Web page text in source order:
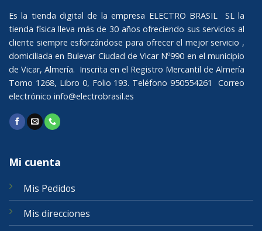
Es la tienda digital de la empresa ELECTRO BRASIL SL la
tienda física lleva más de 30 años ofreciendo sus servicios al
cliente siempre esforzándose para ofrecer el mejor servicio ,
domiciliada en Bulevar Ciudad de Vicar Nº990 en el municipio
de Vicar, Almería. Inscrita en el Registro Mercantil de Almería
Tomo 1268, Libro 0, Folio 193. Teléfono 950554261 Correo
electrónico info@electrobrasil.es
Mi cuenta
Mis Pedidos
Mis direcciones